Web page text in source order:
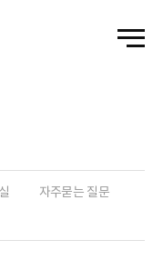
자주묻는 질문